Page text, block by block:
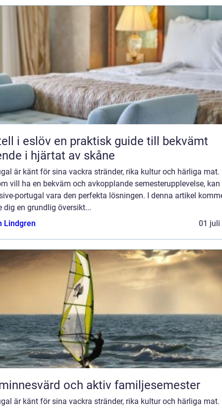
en praktisk guide till bekvämt
i hjärtat av skåne
är känt för sina vackra stränder, rika kultur och härliga mat.
vill ha en bekväm och avkopplande semesterupplevelse, kan
portugal vara den perfekta lösningen. I denna artikel
dig en grundlig översikt...
Lindgren
01 juli
och aktiv familjesemester
är känt för sina vackra stränder, rika kultur och härliga mat.